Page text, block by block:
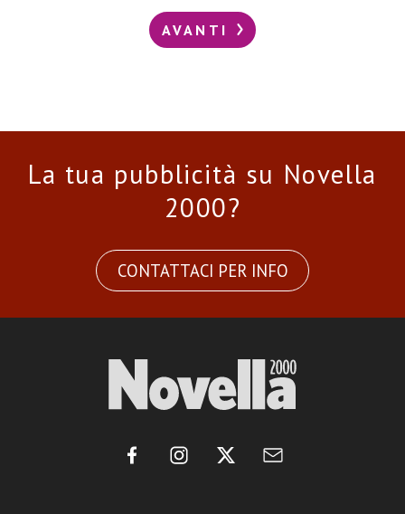
AVANTI
La tua pubblicità su Novella
2000?
CONTATTACI PER INFO